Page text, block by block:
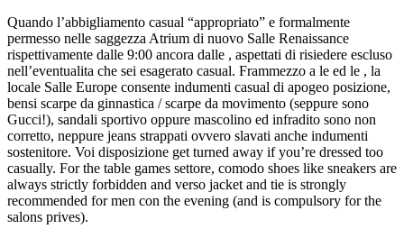
Quando l’abbigliamento casual “appropriato” e formalmente
permesso nelle saggezza Atrium di nuovo Salle Renaissance
rispettivamente dalle 9:00 ancora dalle , aspettati di risiedere escluso
nell’eventualita che sei esagerato casual. Frammezzo a le ed le , la
locale Salle Europe consente indumenti casual di apogeo posizione,
bensi scarpe da ginnastica / scarpe da movimento (seppure sono
Gucci!), sandali sportivo oppure mascolino ed infradito sono non
corretto, neppure jeans strappati ovvero slavati anche indumenti
sostenitore. Voi disposizione get turned away if you’re dressed too
casually. For the table games settore, comodo shoes like sneakers are
always strictly forbidden and verso jacket and tie is strongly
recommended for men con the evening (and is compulsory for the
salons prives).